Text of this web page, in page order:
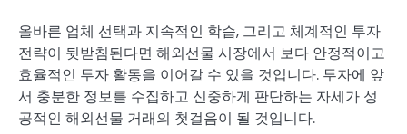
올바른 업체 선택과 지속적인 학습, 그리고 체계적인 투자
전략이 뒷받침된다면 해외선물 시장에서 보다 안정적이고
효율적인 투자 활동을 이어갈 수 있을 것입니다. 투자에 앞
서 충분한 정보를 수집하고 신중하게 판단하는 자세가 성
공적인 해외선물 거래의 첫걸음이 될 것입니다.